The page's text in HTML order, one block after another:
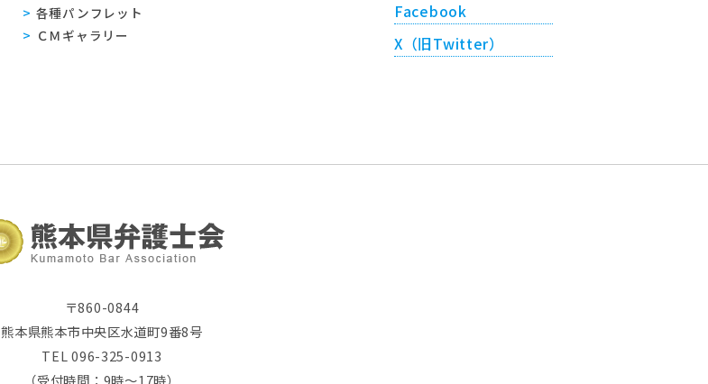
各種パンフレット
ＣＭギャラリー
Facebook
X（旧Twitter）
〒860-0844
熊本県熊本市中央区水道町9番8号
TEL 096-325-0913
（受付時間：9時～17時）